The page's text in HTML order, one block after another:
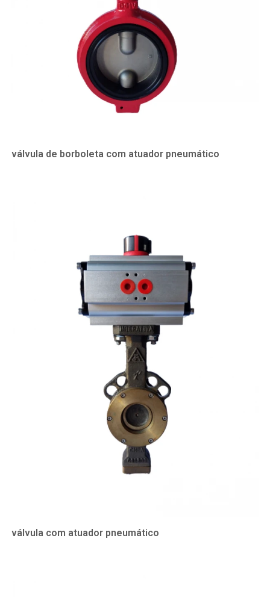
válvula de borboleta com atuador pneumático
válvula com atuador pneumático